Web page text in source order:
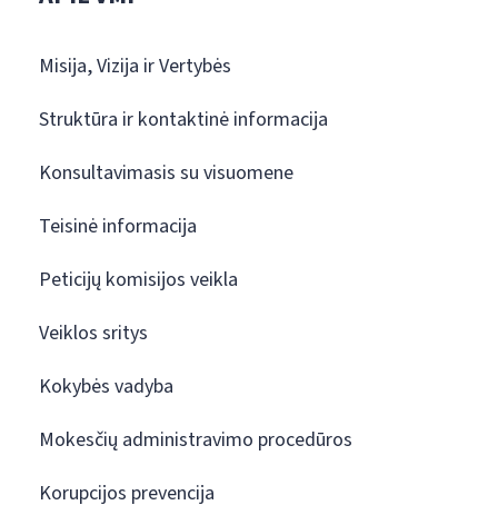
Misija, Vizija ir Vertybės
Struktūra ir kontaktinė informacija
Konsultavimasis su visuomene
Teisinė informacija
Peticijų komisijos veikla
Veiklos sritys
Kokybės vadyba
Mokesčių administravimo procedūros
Korupcijos prevencija